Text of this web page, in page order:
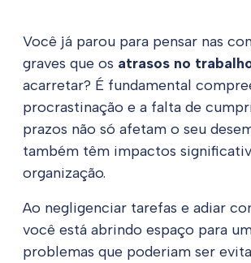
Você já parou para pensar nas
graves que os atrasos no
acarretar? É fundamental
procrastinação e a falta de
prazos não só afetam o seu
também têm impactos
organização.
Ao negligenciar tarefas e adiar
você está abrindo espaço para
problemas que poderiam ser